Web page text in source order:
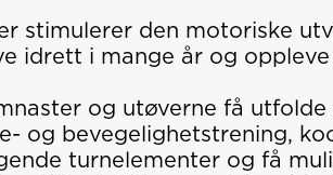
stimulerer den motoriske
idrett i mange år og
og utøverne få utfolde
og bevegelighetstrening,
turnelementer og få